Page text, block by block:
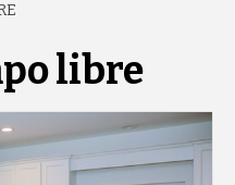
libre